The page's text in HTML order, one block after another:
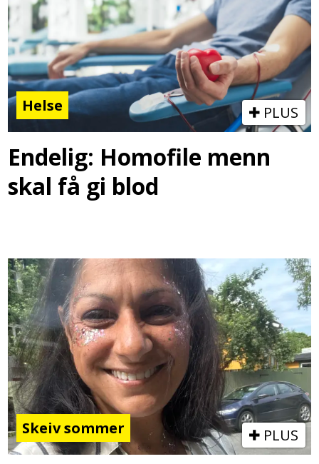
Helse PLUS
Endelig: Homofile menn
skal få gi blod
Skeiv sommer PLUS